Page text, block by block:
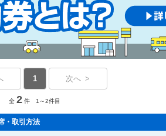
1 次へ >
全 2 件 1～2件目
・取引方法